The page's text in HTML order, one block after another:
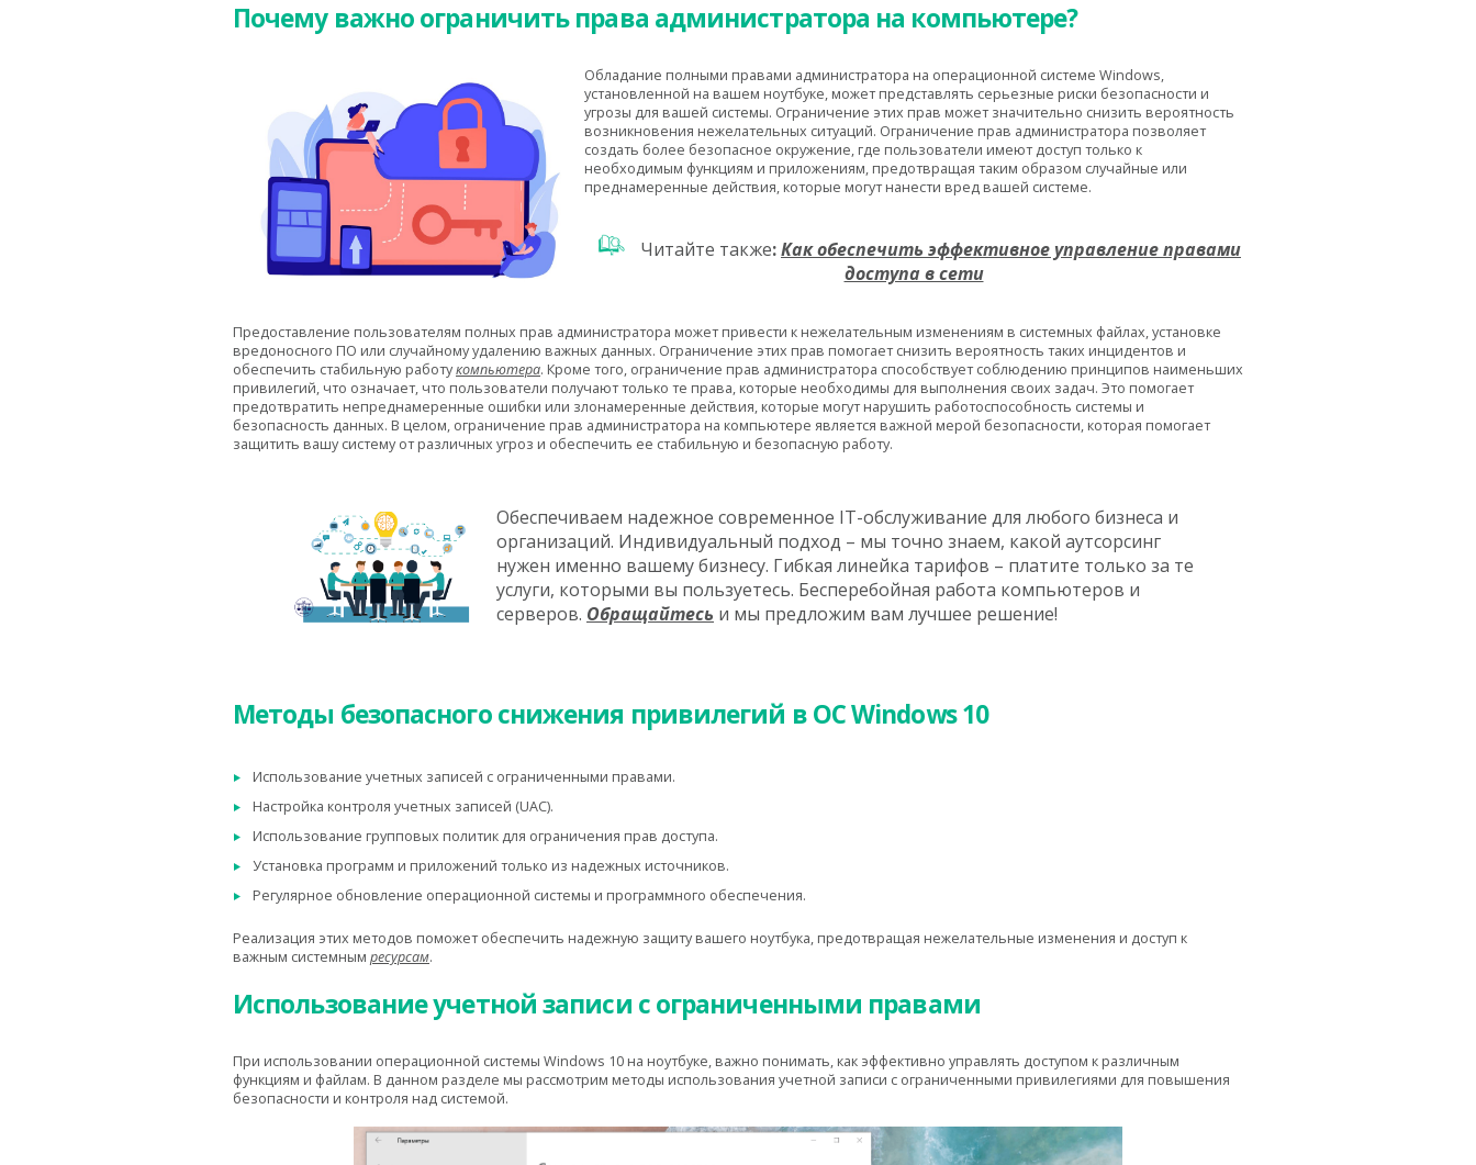
Почему важно ограничить права администратора на компьютере?
Обладание полными правами администратора на операционной системе Windows,
установленной на вашем ноутбуке, может представлять серьезные риски безопасности и
угрозы для вашей системы. Ограничение этих прав может значительно снизить вероятность
возникновения нежелательных ситуаций. Ограничение прав администратора позволяет
создать более безопасное окружение, где пользователи имеют доступ только к
необходимым функциям и приложениям, предотвращая таким образом случайные или
преднамеренные действия, которые могут нанести вред вашей системе.
Читайте также:Как обеспечить эффективное управление правами
доступа в сети
Предоставление пользователям полных прав администратора может привести к нежелательным изменениям в системных файлах, установке
вредоносного ПО или случайному удалению важных данных. Ограничение этих прав помогает снизить вероятность таких инцидентов и
обеспечить стабильную работукомпьютера. Кроме того, ограничение прав администратора способствует соблюдению принципов наименьших
привилегий, что означает, что пользователи получают только те права, которые необходимы для выполнения своих задач. Это помогает
предотвратить непреднамеренные ошибки или злонамеренные действия, которые могут нарушить работоспособность системы и
безопасность данных. В целом, ограничение прав администратора на компьютере является важной мерой безопасности, которая помогает
защитить вашу систему от различных угроз и обеспечить ее стабильную и безопасную работу.
Обеспечиваем надежное современное IT-обслуживание для любого бизнеса и
организаций. Индивидуальный подход – мы точно знаем, какой аутсорсинг
нужен именно вашему бизнесу. Гибкая линейка тарифов – платите только за те
услуги, которыми вы пользуетесь. Бесперебойная работа компьютеров и
серверов. Обращайтесь и мы предложим вам лучшее решение!
Методы безопасного снижения привилегий в ОС Windows 10
Использование учетных записей с ограниченными правами.
Настройка контроля учетных записей (UAC).
Использование групповых политик для ограничения прав доступа.
Установка программ и приложений только из надежных источников.
Регулярное обновление операционной системы и программного обеспечения.
Реализация этих методов поможет обеспечить надежную защиту вашего ноутбука, предотвращая нежелательные изменения и доступ к
важным системным ресурсам.
Использование учетной записи с ограниченными правами
При использовании операционной системы Windows 10 на ноутбуке, важно понимать, как эффективно управлять доступом к различным
функциям и файлам. В данном разделе мы рассмотрим методы использования учетной записи с ограниченными привилегиями для повышения
безопасности и контроля над системой.